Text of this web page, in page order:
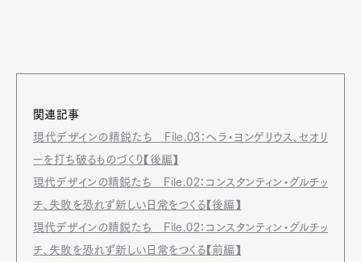
関連記事
現代デザインの精鋭たち File.03：ヘラ・ヨンゲリウス、セオリ
ーを打ち破るものづくり【後編】
現代デザインの精鋭たち File.02：コンスタンティン・グルチッ
チ、失敗を恐れず新しい日常をつくる【後編】
現代デザインの精鋭たち File.02：コンスタンティン・グルチッ
チ、失敗を恐れず新しい日常をつくる【前編】